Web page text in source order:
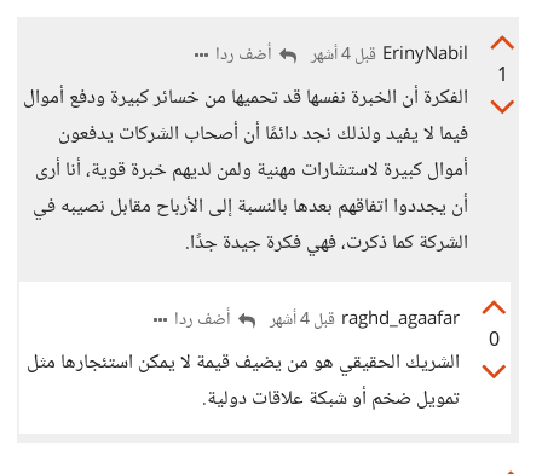
1
ErinyNabil قبل 4 أشهر أضف ردا
الفكرة أن الخبرة نفسها قد تحميها من خسائر كبيرة ودفع أموال
فيما لا يفيد ولذلك نجد دائمًا أن أصحاب الشركات يدفعون
أموال كبيرة لاستشارات مهنية ولمن لديهم خبرة قوية، أنا أرى
أن يجددوا اتفاقهم بعدها بالنسبة إلى الأرباح مقابل نصيبه في
الشركة كما ذكرت، فهي فكرة جيدة جدًا.
0
raghd_agaafar قبل 4 أشهر أضف ردا
الشريك الحقيقي هو من يضيف قيمة لا يمكن استئجارها مثل
تمويل ضخم أو شبكة علاقات دولية.